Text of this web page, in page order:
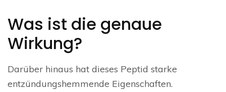
Was ist die genaue
Wirkung?
Darüber hinaus hat dieses Peptid starke
entzündungshemmende Eigenschaften.